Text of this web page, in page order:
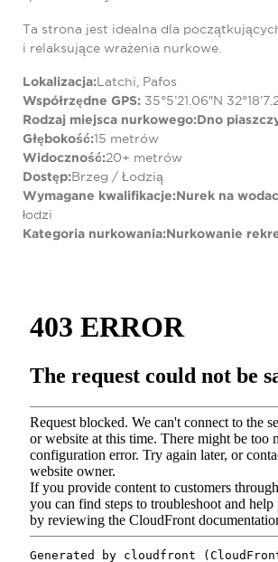
Ta strona jest idealna dla
i relaksujące wrażenia nurkowe.
Lokalizacja:Latchi, Pafos
Współrzędne GPS: 35°5’21.06″N
Rodzaj miejsca nurkowego:Dno
Głębokość:15 metrów
Widoczność:20+ metrów
Dostęp:Brzeg / Łodzią
Wymagane kwalifikacje:Nurek na
łodzi
Kategoria nurkowania:Nurkowanie